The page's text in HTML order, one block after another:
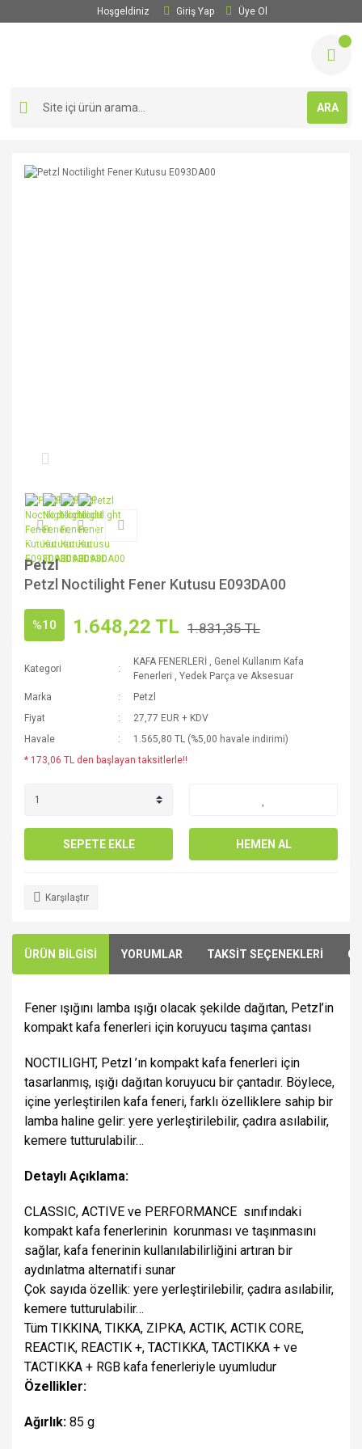
Hoşgeldiniz Giriş Yap Üye Ol
ARA
Petzl
Petzl Noctilight Fener Kutusu E093DA00
%10 1.648,22 TL 1.831,35 TL
Kategori
KAFA FENERLERİ , Genel Kullanım Kafa
Fenerleri ,Yedek Parça ve Aksesuar
Marka
Petzl
Fiyat
27,77 EUR + KDV
Havale
1.565,80 TL (%5,00 havale indirimi)
* 173,06 TL den başlayan taksitlerle!!
SEPETE EKLE HEMEN AL
Karşılaştır
ÜRÜN BİLGİSİ YORUMLAR TAKSİT SEÇENEKLERİ
Fener ışığını lamba ışığı olacak şekilde dağıtan, Petzl’in
kompakt kafa fenerleri için koruyucu taşıma çantası
NOCTILIGHT, Petzl ’ın kompakt kafa fenerleri için
tasarlanmış, ışığı dağıtan koruyucu bir çantadır. Böylece,
içine yerleştirilen kafa feneri, farklı özelliklere sahip bir
lamba haline gelir: yere yerleştirilebilir, çadıra asılabilir,
kemere tutturulabilir…
Detaylı Açıklama:
CLASSIC, ACTIVE ve PERFORMANCE sınıfındaki
kompakt kafa fenerlerinin korunması ve taşınmasını
sağlar, kafa fenerinin kullanılabilirliğini artıran bir
aydınlatma alternatifi sunar
Çok sayıda özellik: yere yerleştirilebilir, çadıra asılabilir,
kemere tutturulabilir…
Tüm TIKKINA, TIKKA, ZIPKA, ACTIK, ACTIK CORE,
REACTIK, REACTIK +, TACTIKKA, TACTIKKA + ve
TACTIKKA + RGB kafa fenerleriyle uyumludur
Özellikler:
Ağırlık: 85 g